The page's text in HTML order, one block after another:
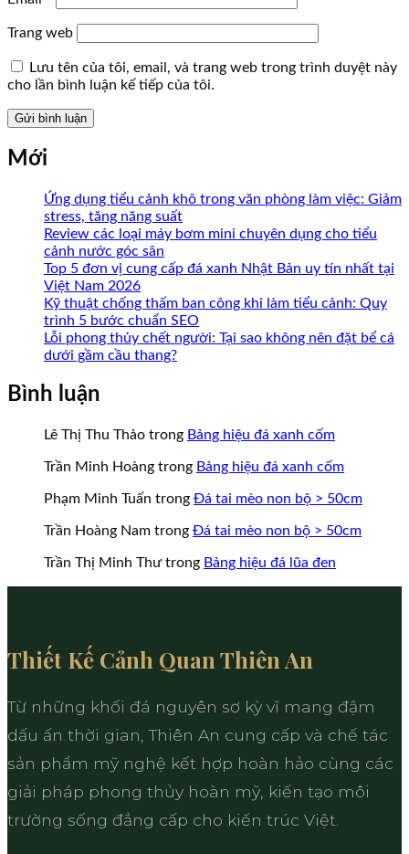
Trang web
Lưu tên của tôi, email, và trang web trong trình duyệt này
cho lần bình luận kế tiếp của tôi.
Mới
Ứng dụng tiểu cảnh khô trong văn phòng làm việc: Giảm
stress, tăng năng suất
Review các loại máy bơm mini chuyên dụng cho tiểu
cảnh nước góc sân
Top 5 đơn vị cung cấp đá xanh Nhật Bản uy tín nhất tại
Việt Nam 2026
Kỹ thuật chống thấm ban công khi làm tiểu cảnh: Quy
trình 5 bước chuẩn SEO
Lỗi phong thủy chết người: Tại sao không nên đặt bể cá
dưới gầm cầu thang?
Bình luận
Lê Thị Thu Thảo trong Bảng hiệu đá xanh cốm
Trần Minh Hoàng trong Bảng hiệu đá xanh cốm
Phạm Minh Tuấn trong Đá tai mèo non bộ > 50cm
Trần Hoàng Nam trong Đá tai mèo non bộ > 50cm
Trần Thị Minh Thưtrong Bảng hiệu đá lũa đen
Thiết Kế Cảnh Quan Thiên An
Từ những khối đá nguyên sơ kỳ vĩ mang đậm
dấu ấn thời gian, Thiên An cung cấp và chế tác
sản phẩm mỹ nghệ kết hợp hoàn hảo cùng các
giải pháp phong thủy hoàn mỹ, kiến tạo môi
trường sống đẳng cấp cho kiến trúc Việt.